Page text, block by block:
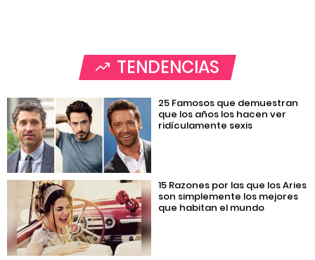
TENDENCIAS
25 Famosos que demuestran
que los años los hacen ver
ridículamente sexis
15 Razones por las que los Aries
son simplemente los mejores
que habitan el mundo